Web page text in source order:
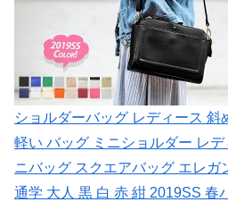
ショルダーバッグ レディース 斜
軽い バッグ ミニショルダー レデ
ニバッグ スクエアバッグ エレガ
通学 大人 黒 白 赤 紺 2019SS 春